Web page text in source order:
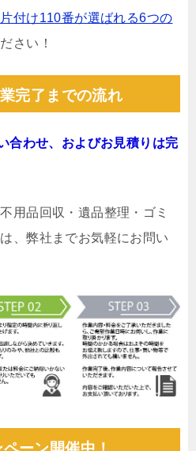
付け110番が選ばれる6つの
さい！
完了までの流れ
合わせ、およびお見積りは完
用品回収・遺品整理・ゴミ
、弊社までお気軽にお問い